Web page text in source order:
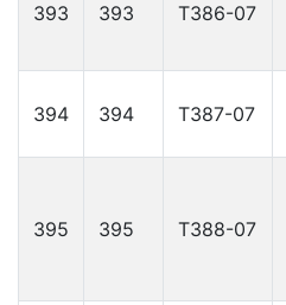
393 393 Т386-07
394 394 Т387-07
395 395 Т388-07